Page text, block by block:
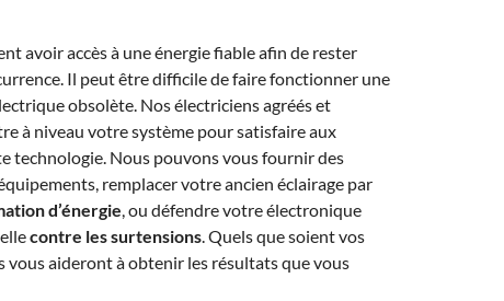
avoir accès à une énergie fiable afin de rester
Il peut être difficile de faire fonctionner une
obsolète. Nos électriciens agréés et
à niveau votre système pour satisfaire aux
technologie. Nous pouvons vous fournir des
remplacer votre ancien éclairage par
d’énergie, ou défendre votre électronique
contre les surtensions. Quels que soient vos
vous aideront à obtenir les résultats que vous